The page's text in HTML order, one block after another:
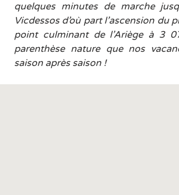
quelques minutes de marche
Vicdessos d’où part l’ascension du
point culminant de l’Ariège à 3
parenthèse nature que nos
saison après saison !